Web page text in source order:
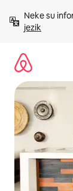
sadržaj
Neke su
jezik